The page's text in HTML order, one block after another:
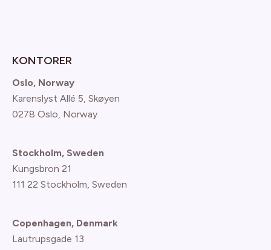
KONTORER
Oslo, Norway
Karenslyst Allé 5, Skøyen
0278 Oslo, Norway
Stockholm, Sweden
Kungsbron 21
111 22 Stockholm, Sweden
Copenhagen, Denmark
Lautrupsgade 13